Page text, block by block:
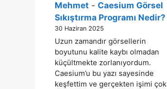
Mehmet - Caesium Görsel
Sıkıştırma Programı Nedir?
30 Haziran 2025
Uzun zamandır görsellerin
boyutunu kalite kaybı olmadan
küçültmekte zorlanıyordum.
Caesium’u bu yazı sayesinde
keşfettim ve gerçekten işimi çok